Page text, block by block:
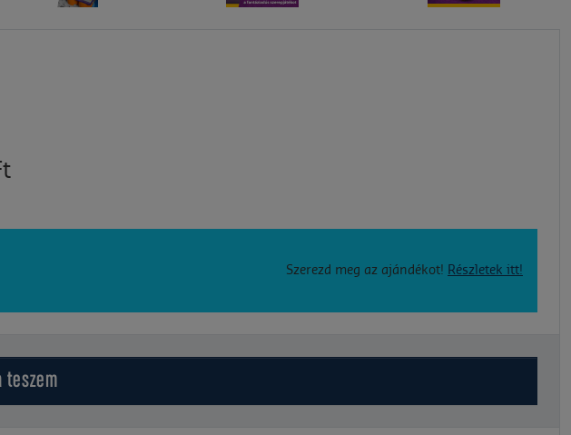
Szerezd meg az ajándékot! Részletek itt!
teszem